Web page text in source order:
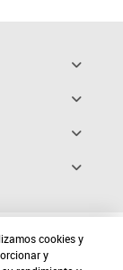
cookies y
y